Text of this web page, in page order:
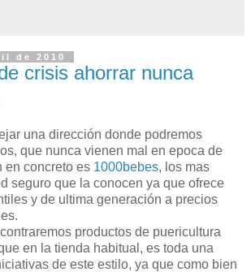
de 2010
crisis ahorrar nunca
una dirección donde podremos
que nunca vienen mal en epoca de
en concreto es 1000bebes, los mas
seguro que la conocen ya que ofrece
y de ultima generación a precios
productos de puericultura
en la tienda habitual, es toda una
de este estilo, ya que como bien